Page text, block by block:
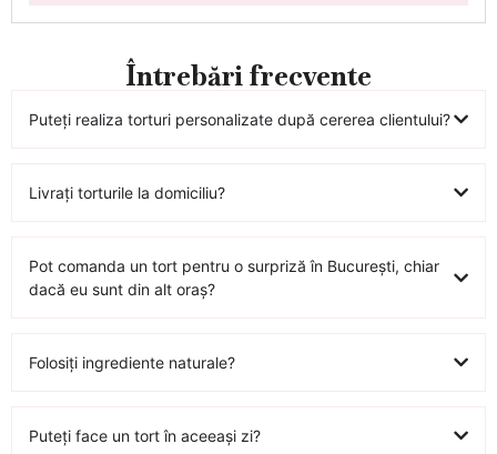
Întrebări frecvente
Puteți realiza torturi personalizate după cererea clientului?
Livrați torturile la domiciliu?
Pot comanda un tort pentru o surpriză în București, chiar
dacă eu sunt din alt oraș?
Folosiți ingrediente naturale?
Puteți face un tort în aceeași zi?